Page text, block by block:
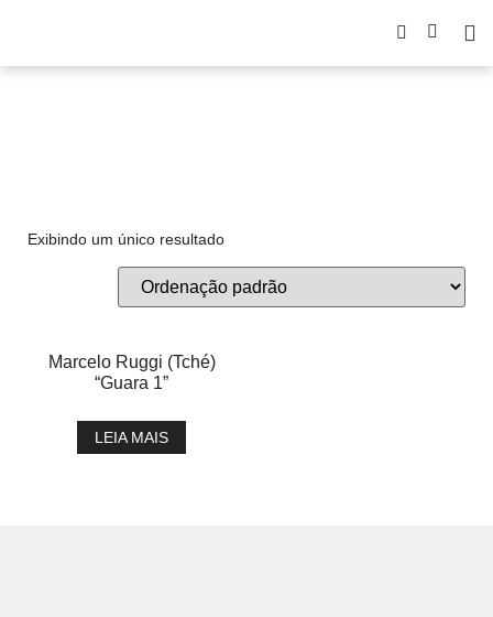
Exibindo um único resultado
Marcelo Ruggi (Tché)
“Guara 1”
LEIA MAIS